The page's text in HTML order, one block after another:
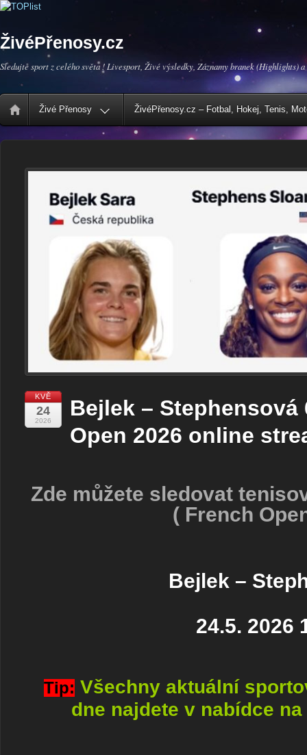
ŽivéPřenosy.cz
Sledujte sport z celého světa ! Livesport, Živé výsledky, Záznamy branek (Highlights) a
Živé Přenosy ŽivéPřenosy.cz – Fotbal, Hokej, Tenis,
KVĚ
24
2026
Bejlek – Stephensová
Open 2026 online
Zde můžete sledovat
( French
Bejlek –
24.5. 2026
Tip: Všechny aktuální
dne najdete v nabídce